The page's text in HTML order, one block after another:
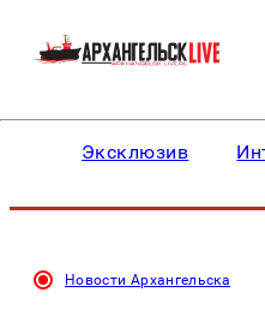
Эксклюзив
Новости Архангельска